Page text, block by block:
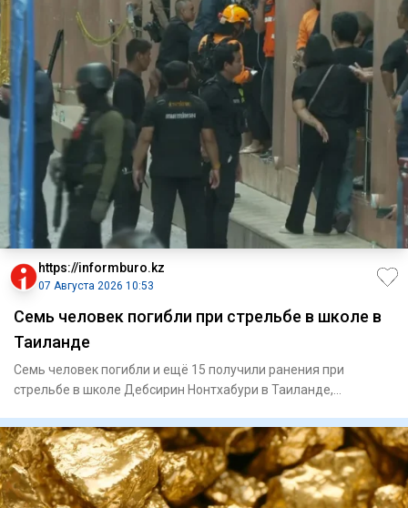
https://informburo.kz
07 Августа 2026 10:53
Семь человек погибли при стрельбе в школе в
Таиланде
Семь человек погибли и ещё 15 получили ранения при
стрельбе в школе Дебсирин Нонтхабури в Таиланде,